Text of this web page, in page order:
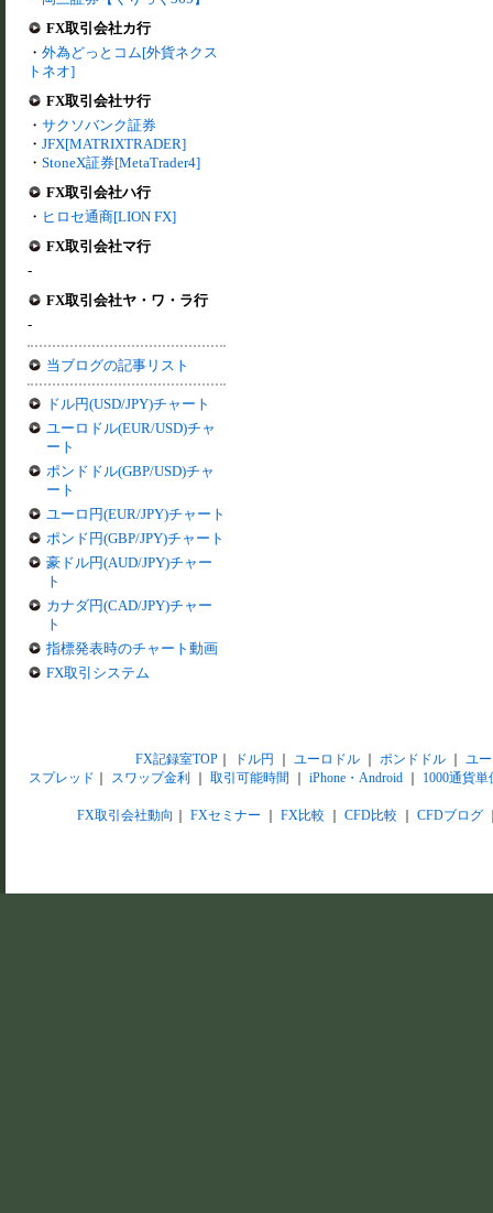
FX取引会社カ行
・ 外為どっとコム[外貨ネクス
トネオ]
FX取引会社サ行
・ サクソバンク証券
・ JFX[MATRIXTRADER]
・ StoneX証券[MetaTrader4]
FX取引会社ハ行
・ ヒロセ通商[LION FX]
FX取引会社マ行
-
FX取引会社ヤ・ワ・ラ行
-
当ブログの記事リスト
ドル円(USD/JPY)チャート
ユーロドル(EUR/USD)チャ
ート
ポンドドル(GBP/USD)チャ
ート
ユーロ円(EUR/JPY)チャート
ポンド円(GBP/JPY)チャート
豪ドル円(AUD/JPY)チャー
ト
カナダ円(CAD/JPY)チャー
ト
指標発表時のチャート動画
FX取引システム
FX記録室TOP｜ ドル円 ユーロドル｜ ポンドドル｜ ユ
スプレッド
スワップ金利 取引可能時間 iPhone・Android 1000通貨単
FX取引会社動向 FXセミナー FX比較 CFD比較 CFDブログ